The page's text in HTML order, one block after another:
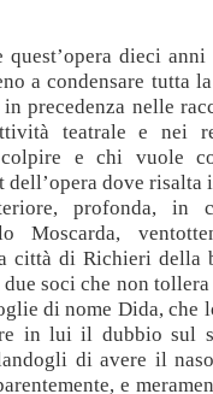
dieci
a condensare tutta
in precedenza nelle
teatrale e nei
e chi vuole
dove risalta
profonda, in
Moscarda,
città di Richieri della
soci che non
di nome Dida, che
in lui il dubbio sul
di avere il
e